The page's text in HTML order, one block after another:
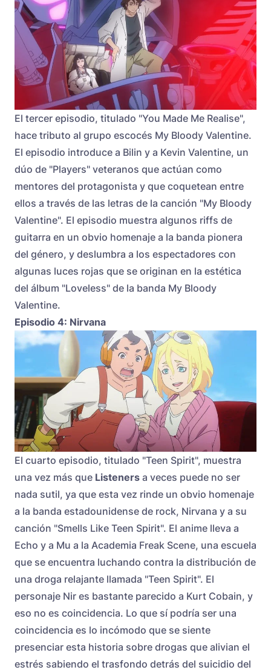
El tercer episodio, titulado "You Made Me Realise",
hace tributo al grupo escocés My Bloody Valentine.
El episodio introduce a Bilin y a Kevin Valentine, un
dúo de "Players" veteranos que actúan como
mentores del protagonista y que coquetean entre
ellos a través de las letras de la canción "My Bloody
Valentine". El episodio muestra algunos riffs de
guitarra en un obvio homenaje a la banda pionera
del género, y deslumbra a los espectadores con
algunas luces rojas que se originan en la estética
del álbum "Loveless" de la banda My Bloody
Valentine.
Episodio 4: Nirvana
El cuarto episodio, titulado "Teen Spirit", muestra
una vez más que Listeners a veces puede no ser
nada sutil, ya que esta vez rinde un obvio homenaje
a la banda estadounidense de rock, Nirvana y a su
canción "Smells Like Teen Spirit". El anime lleva a
Echo y a Mu a la Academia Freak Scene, una escuela
que se encuentra luchando contra la distribución de
una droga relajante llamada "Teen Spirit". El
personaje Nir es bastante parecido a Kurt Cobain, y
eso no es coincidencia. Lo que sí podría ser una
coincidencia es lo incómodo que se siente
presenciar esta historia sobre drogas que alivian el
estrés sabiendo el trasfondo detrás del suicidio del